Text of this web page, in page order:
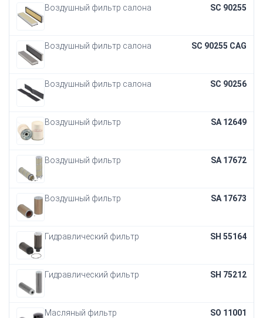
Воздушный фильтр салона SC 90255
Воздушный фильтр салона SC 90255 CAG
Воздушный фильтр салона SC 90256
Воздушный фильтр SA 12649
Воздушный фильтр SA 17672
Воздушный фильтр SA 17673
Гидравлический фильтр SH 55164
Гидравлический фильтр SH 75212
Масляный фильтр SO 11001